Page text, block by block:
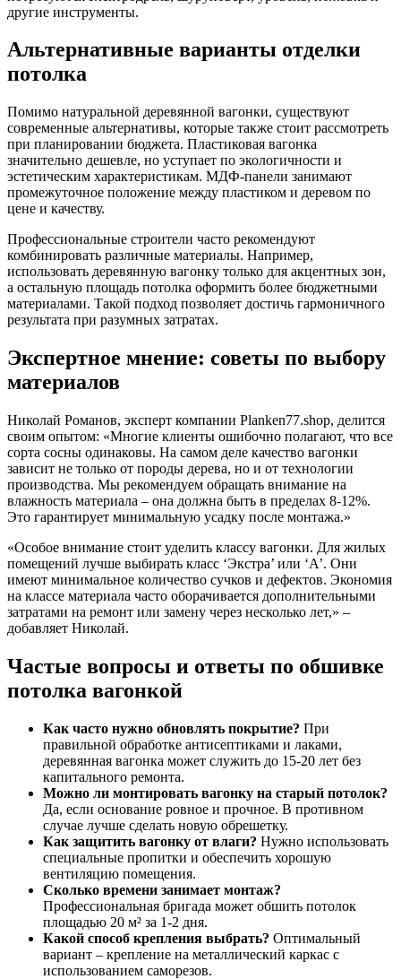
другие инструменты.
Альтернативные варианты отделки
потолка
Помимо натуральной деревянной вагонки, существуют
современные альтернативы, которые также стоит рассмотреть
при планировании бюджета. Пластиковая вагонка
значительно дешевле, но уступает по экологичности и
эстетическим характеристикам. МДФ-панели занимают
промежуточное положение между пластиком и деревом по
цене и качеству.
Профессиональные строители часто рекомендуют
комбинировать различные материалы. Например,
использовать деревянную вагонку только для акцентных зон,
а остальную площадь потолка оформить более бюджетными
материалами. Такой подход позволяет достичь гармоничного
результата при разумных затратах.
Экспертное мнение: советы по выбору
материалов
Николай Романов, эксперт компании Planken77.shop, делится
своим опытом: «Многие клиенты ошибочно полагают, что все
сорта сосны одинаковы. На самом деле качество вагонки
зависит не только от породы дерева, но и от технологии
производства. Мы рекомендуем обращать внимание на
влажность материала – она должна быть в пределах 8-12%.
Это гарантирует минимальную усадку после монтажа.»
«Особое внимание стоит уделить классу вагонки. Для жилых
помещений лучше выбирать класс ‘Экстра’ или ‘А’. Они
имеют минимальное количество сучков и дефектов. Экономия
на классе материала часто оборачивается дополнительными
затратами на ремонт или замену через несколько лет,» –
добавляет Николай.
Частые вопросы и ответы по обшивке
потолка вагонкой
Как часто нужно обновлять покрытие? При
правильной обработке антисептиками и лаками,
деревянная вагонка может служить до 15-20 лет без
капитального ремонта.
Можно ли монтировать вагонку на старый потолок?
Да, если основание ровное и прочное. В противном
случае лучше сделать новую обрешетку.
Как защитить вагонку от влаги? Нужно использовать
специальные пропитки и обеспечить хорошую
вентиляцию помещения.
Сколько времени занимает монтаж?
Профессиональная бригада может обшить потолок
площадью 20 м² за 1-2 дня.
Какой способ крепления выбрать? Оптимальный
вариант – крепление на металлический каркас с
использованием саморезов.